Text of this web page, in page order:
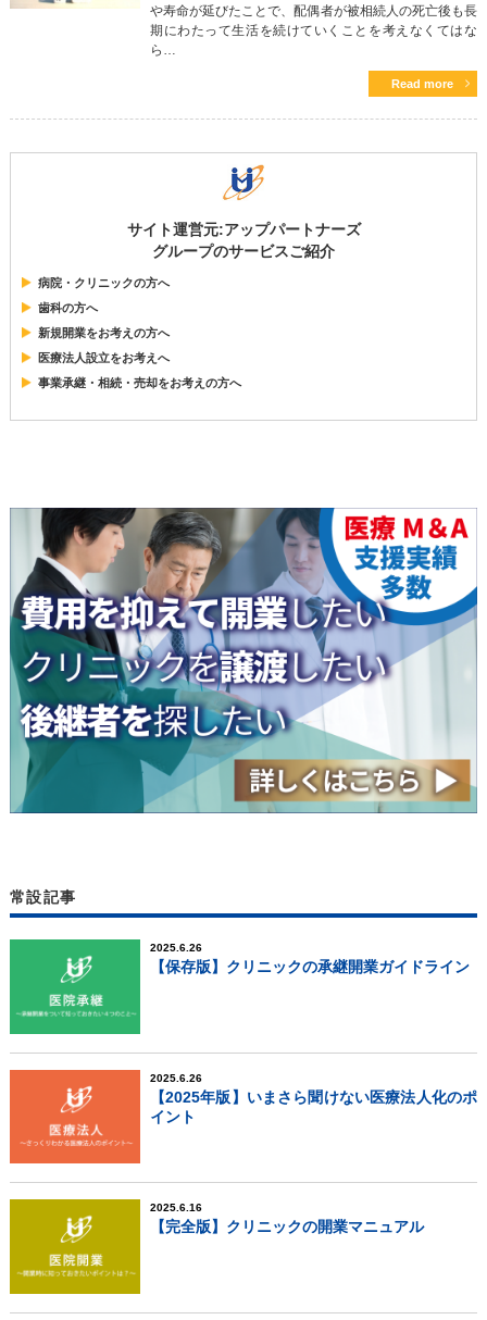
や寿命が延びたことで、配偶者が被相続人の死亡後も長
期にわたって生活を続けていくことを考えなくてはな
ら…
Read more
サイト運営元:アップパートナーズ
グループのサービスご紹介
病院・クリニックの方へ
歯科の方へ
新規開業をお考えの方へ
医療法人設立をお考えへ
事業承継・相続・売却をお考えの方へ
常設記事
2025.6.26
【保存版】クリニックの承継開業ガイドライン
2025.6.26
【2025年版】いまさら聞けない医療法人化のポ
イント
2025.6.16
【完全版】クリニックの開業マニュアル